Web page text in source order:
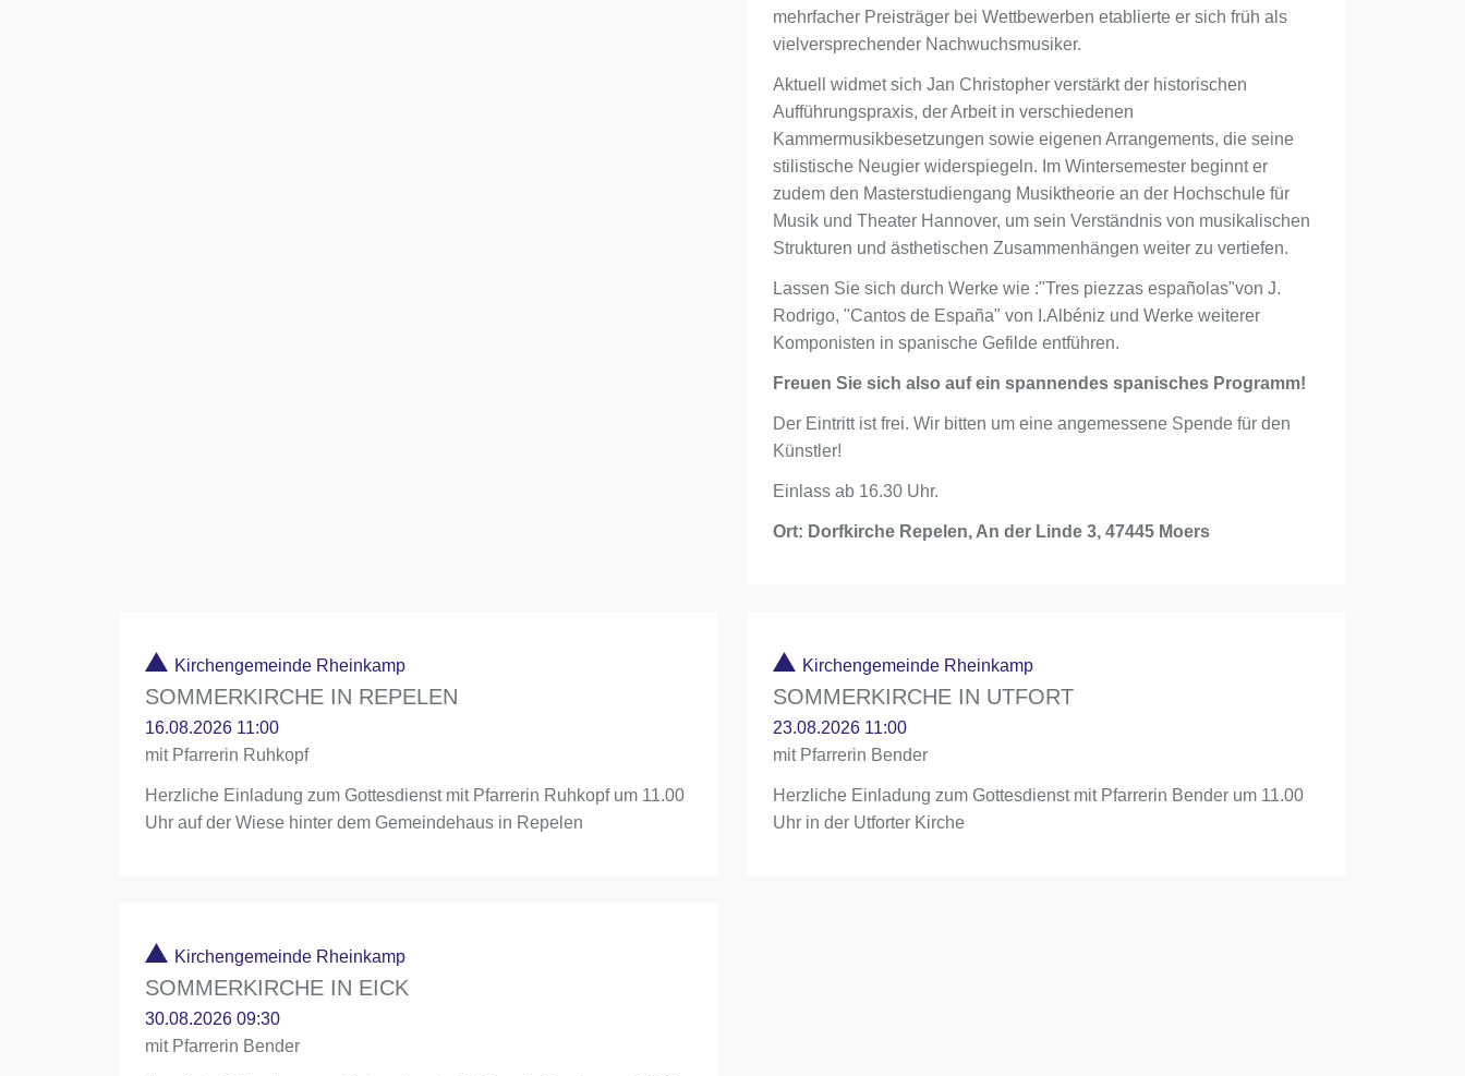
mehrfacher Preisträger bei Wettbewerben etablierte er sich früh als
vielversprechender Nachwuchsmusiker.
Aktuell widmet sich Jan Christopher verstärkt der historischen
Aufführungspraxis, der Arbeit in verschiedenen
Kammermusikbesetzungen sowie eigenen Arrangements, die seine
stilistische Neugier widerspiegeln. Im Wintersemester beginnt er
zudem den Masterstudiengang Musiktheorie an der Hochschule für
Musik und Theater Hannover, um sein Verständnis von musikalischen
Strukturen und ästhetischen Zusammenhängen weiter zu vertiefen.
Lassen Sie sich durch Werke wie :"Tres piezzas españolas"von J.
Rodrigo, "Cantos de España" von I.Albéniz und Werke weiterer
Komponisten in spanische Gefilde entführen.
Freuen Sie sich also auf ein spannendes spanisches Programm!
Der Eintritt ist frei. Wir bitten um eine angemessene Spende für den
Künstler!
Einlass ab 16.30 Uhr.
Ort: Dorfkirche Repelen, An der Linde 3, 47445 Moers
Kirchengemeinde Rheinkamp
SOMMERKIRCHE IN REPELEN
16.08.2026 11:00
mit Pfarrerin Ruhkopf
Herzliche Einladung zum Gottesdienst mit Pfarrerin Ruhkopf um 11.00
Uhr auf der Wiese hinter dem Gemeindehaus in Repelen
Kirchengemeinde Rheinkamp
SOMMERKIRCHE IN UTFORT
23.08.2026 11:00
mit Pfarrerin Bender
Herzliche Einladung zum Gottesdienst mit Pfarrerin Bender um 11.00
Uhr in der Utforter Kirche
Kirchengemeinde Rheinkamp
SOMMERKIRCHE IN EICK
30.08.2026 09:30
mit Pfarrerin Bender